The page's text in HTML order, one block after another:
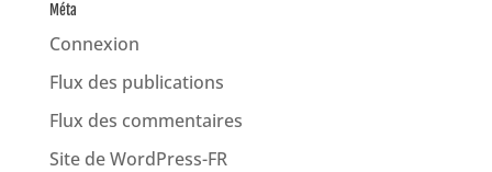
Méta
Connexion
Flux des publications
Flux des commentaires
Site de WordPress-FR